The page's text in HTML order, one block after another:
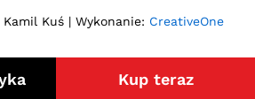
Kup teraz
Kamil Kuś | Wykonanie: CreativeOne